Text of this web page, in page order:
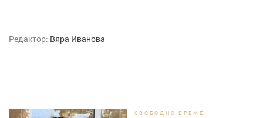
Редактор: Вяра Иванова
СВОБОДНО ВРЕМЕ